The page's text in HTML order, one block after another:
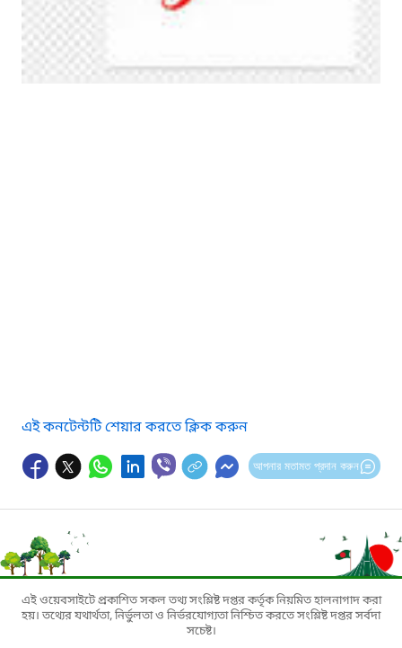
এই কনটেন্টটি শেয়ার করতে ক্লিক করুন
আপনার মতামত প্রদান করুন
এই ওয়েবসাইটে প্রকাশিত সকল তথ্য সংশ্লিষ্ট দপ্তর কর্তৃক নিয়মিত হালনাগাদ করা
হয়। তথ্যের যথার্থতা, নির্ভুলতা ও নির্ভরযোগ্যতা নিশ্চিত করতে সংশ্লিষ্ট দপ্তর সর্বদা
সচেষ্ট।